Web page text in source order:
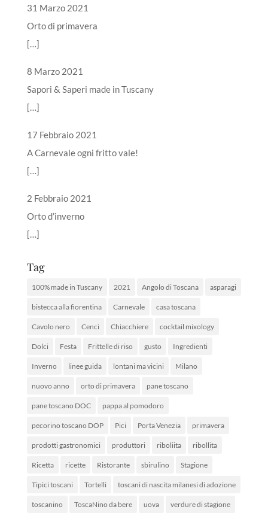
31 Marzo 2021
Orto di primavera
[…]
8 Marzo 2021
Sapori & Saperi made in Tuscany
[…]
17 Febbraio 2021
A Carnevale ogni fritto vale!
[…]
2 Febbraio 2021
Orto d’inverno
[…]
Tag
100% made in Tuscany 2021 Angolo di Toscana asparagi
bistecca alla fiorentina Carnevale casa toscana
Cavolo nero Cenci Chiacchiere cocktail mixology
Dolci Festa Frittelle di riso gusto Ingredienti
Inverno linee guida lontani ma vicini Milano
nuovo anno orto di primavera pane toscano
pane toscano DOC pappa al pomodoro
pecorino toscano DOP Pici Porta Venezia primavera
prodotti gastronomici produttori riboliita ribollita
Ricetta ricette Ristorante sbirulino Stagione
Tipici toscani Tortelli toscani di nascita milanesi di adozione
toscanino ToscaNino da bere uova verdure di stagione